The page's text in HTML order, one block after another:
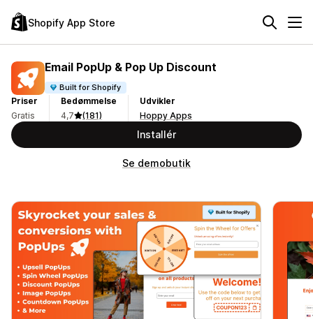
Shopify App Store
Email PopUp & Pop Up Discount
Built for Shopify
Priser
Gratis
Bedømmelse
4,7
(181)
Udvikler
Hoppy Apps
Installér
Se demobutik